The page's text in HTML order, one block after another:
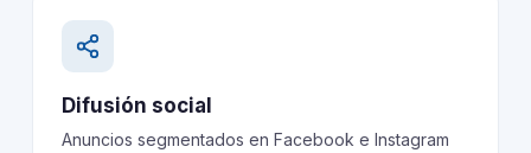
Difusión social
Anuncios segmentados en Facebook e Instagram